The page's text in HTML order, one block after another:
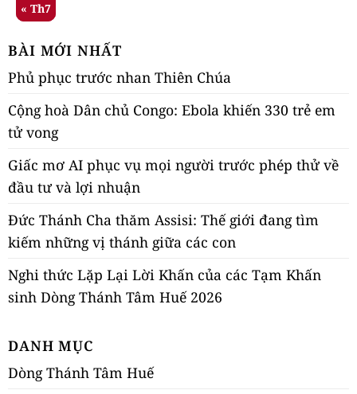
« Th7
BÀI MỚI NHẤT
Phủ phục trước nhan Thiên Chúa
Cộng hoà Dân chủ Congo: Ebola khiến 330 trẻ em
tử vong
Giấc mơ AI phục vụ mọi người trước phép thử về
đầu tư và lợi nhuận
Đức Thánh Cha thăm Assisi: Thế giới đang tìm
kiếm những vị thánh giữa các con
Nghi thức Lặp Lại Lời Khấn của các Tạm Khấn
sinh Dòng Thánh Tâm Huế 2026
DANH MỤC
Dòng Thánh Tâm Huế